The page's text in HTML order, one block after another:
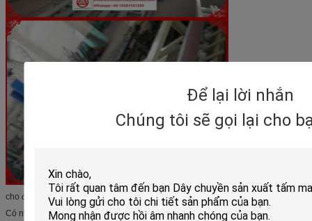
Để lại lời nhắn
Chúng tôi sẽ gọi lại cho
cho đến khi anh ta có thể có được kỹ năng.
Có nhiều nhân viên kỹ thuật chuyên nghiệp trong công ty chúng tôi, họ sẽ cung